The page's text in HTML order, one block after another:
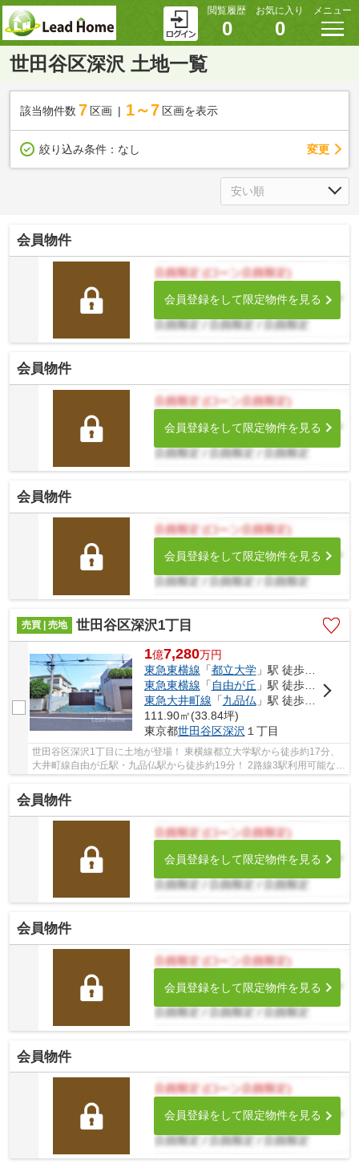
閲覧履歴
0
お気に入り
0
メニュー
世田谷区深沢 土地一覧
該当物件数 7 区画 1～7 区画を表示
絞り込み条件： なし 変更
会員物件
会員登録をして限定物件を見る
会員物件
会員登録をして限定物件を見る
会員物件
会員登録をして限定物件を見る
売買 | 売地 世田谷区深沢1丁目
1億7,280万円
東急東横線 「都立大学」駅 徒歩16分
東急東横線 「 自由が丘 」駅 徒歩19分
東急大井町線 「九品仏 」駅 徒歩19分
111.90㎡(33.84坪)
東京都世田谷区深沢 １丁目
世田谷区深沢1丁目に土地が登場！ 東横線都立大学駅から徒歩約17分、
大井町線自由が丘駅・九品仏駅から徒歩約19分！ 2路線3駅利用可能な大
会員物件
会員登録をして限定物件を見る
会員物件
会員登録をして限定物件を見る
会員物件
会員登録をして限定物件を見る